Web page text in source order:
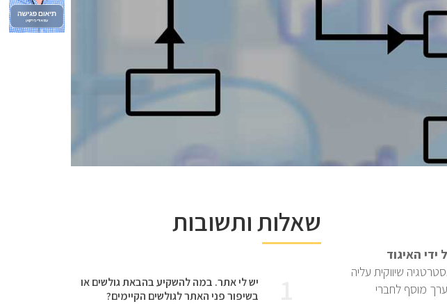
הישראלי הינו תוצר של מהלך מיתוג מחדש אשר הושק באפריל 2008 על ידי האיגוד
שיווקית עליה
מוסף לחברי
שאלות ותשובות
יש לי אתר. במה להשקיע בהבאת גולשים או
בשיפור פני האתר לגולשים הקיימים?